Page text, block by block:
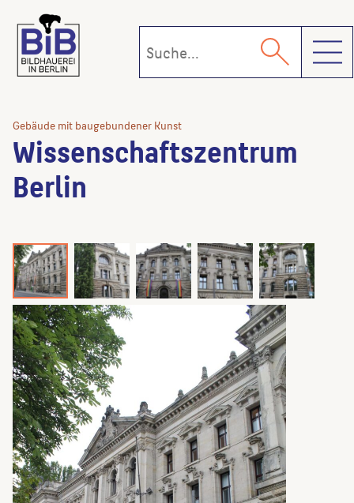
Gebäude mit baugebundener Kunst
Wissenschaftszentrum
Berlin